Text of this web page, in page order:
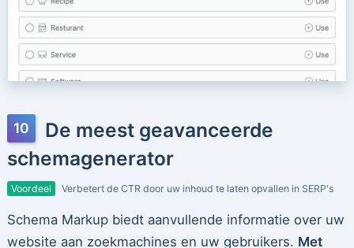
De meest geavanceerde
schemagenerator
Voordeel Verbetert de CTR door uw inhoud te laten opvallen in SERP's
Schema Markup biedt aanvullende informatie over uw
website aan zoekmachines en uw gebruikers. Met